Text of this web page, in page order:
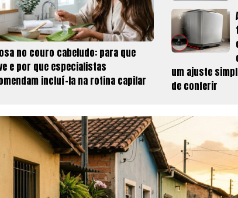
no couro cabeludo: para que
e por que especialistas
incluí-la na rotina capilar
um ajuste
de conferir